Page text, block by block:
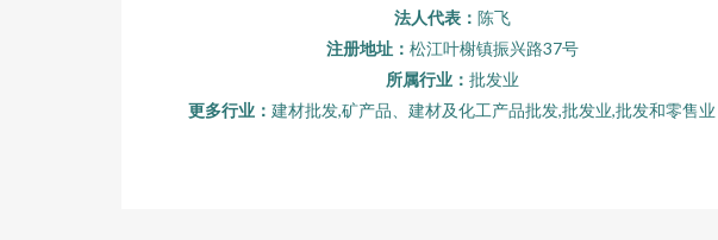
法人代表： 陈飞
注册地址： 松江叶榭镇振兴路37号
所属行业： 批发业
更多行业： 建材批发,矿产品、建材及化工产品批发,批发业,批发和零售业